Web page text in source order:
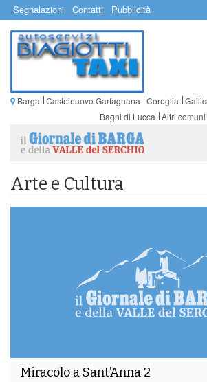
Segnalazioni Contatti Pubblicità
Barga Castelnuovo Garfagnana Coreglia
Bagni di Lucca Altri comuni
Arte e Cultura
Miracolo a Sant’Anna 2